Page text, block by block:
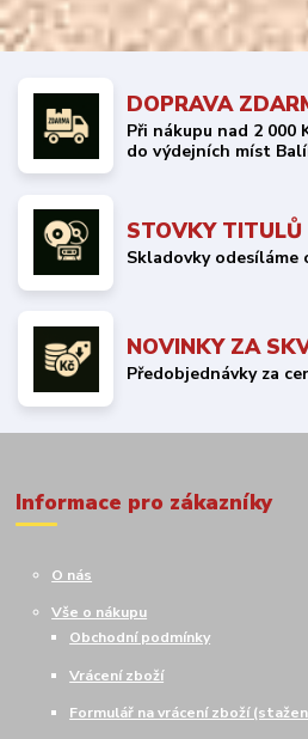
DOPRAVA
Při nákupu nad 2 000
do výdejních míst
STOVKY TITULŮ
Skladovky odesíláme
NOVINKY ZA
Předobjednávky za
Informace pro zákazníky
O nás
Vše o nákupu
Obchodní podmínky
Vrácení zboží
Formulář na vrácení zboží